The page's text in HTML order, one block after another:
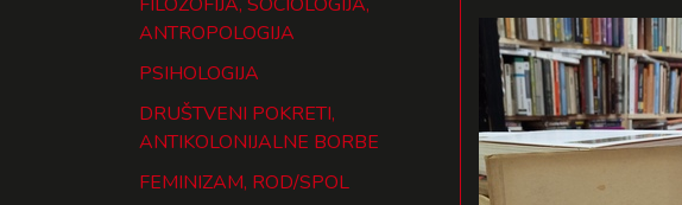
ANTROPOLOGIJA
PSIHOLOGIJA
DRUŠTVENI POKRETI,
ANTIKOLONIJALNE BORBE
FEMINIZAM, ROD/SPOL